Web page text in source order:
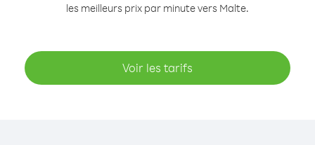
les meilleurs prix par minute vers Malte.
Voir les tarifs